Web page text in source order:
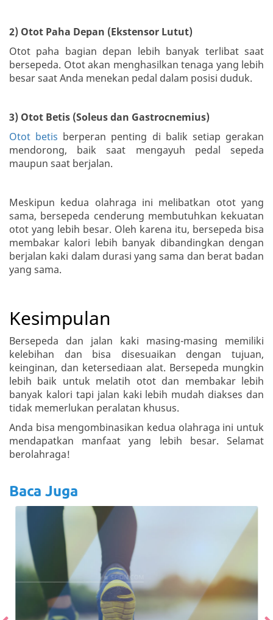
2) Otot Paha Depan (Ekstensor Lutut)
Otot paha bagian depan lebih banyak terlibat saat
bersepeda. Otot akan menghasilkan tenaga yang lebih
besar saat Anda menekan pedal dalam posisi duduk.
3) Otot Betis (Soleus dan Gastrocnemius)
Otot betis berperan penting di balik setiap gerakan
mendorong, baik saat mengayuh pedal sepeda
maupun saat berjalan.
Meskipun kedua olahraga ini melibatkan otot yang
sama, bersepeda cenderung membutuhkan kekuatan
otot yang lebih besar. Oleh karena itu, bersepeda bisa
membakar kalori lebih banyak dibandingkan dengan
berjalan kaki dalam durasi yang sama dan berat badan
yang sama.
Kesimpulan
Bersepeda dan jalan kaki masing-masing memiliki
kelebihan dan bisa disesuaikan dengan tujuan,
keinginan, dan ketersediaan alat. Bersepeda mungkin
lebih baik untuk melatih otot dan membakar lebih
banyak kalori tapi jalan kaki lebih mudah diakses dan
tidak memerlukan peralatan khusus.
Anda bisa mengombinasikan kedua olahraga ini untuk
mendapatkan manfaat yang lebih besar. Selamat
berolahraga!
Baca Juga